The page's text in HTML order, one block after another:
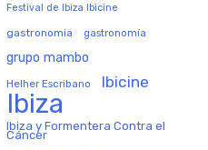
Festival de Ibiza Ibicine
gastronomia gastronomía
grupo mambo
Helher Escribano Ibicine
Ibiza
Ibiza y Formentera Contra el
Cáncer